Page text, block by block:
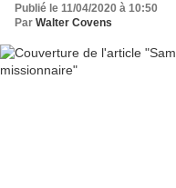
Publié le 11/04/2020 à 10:50
Par Walter Covens